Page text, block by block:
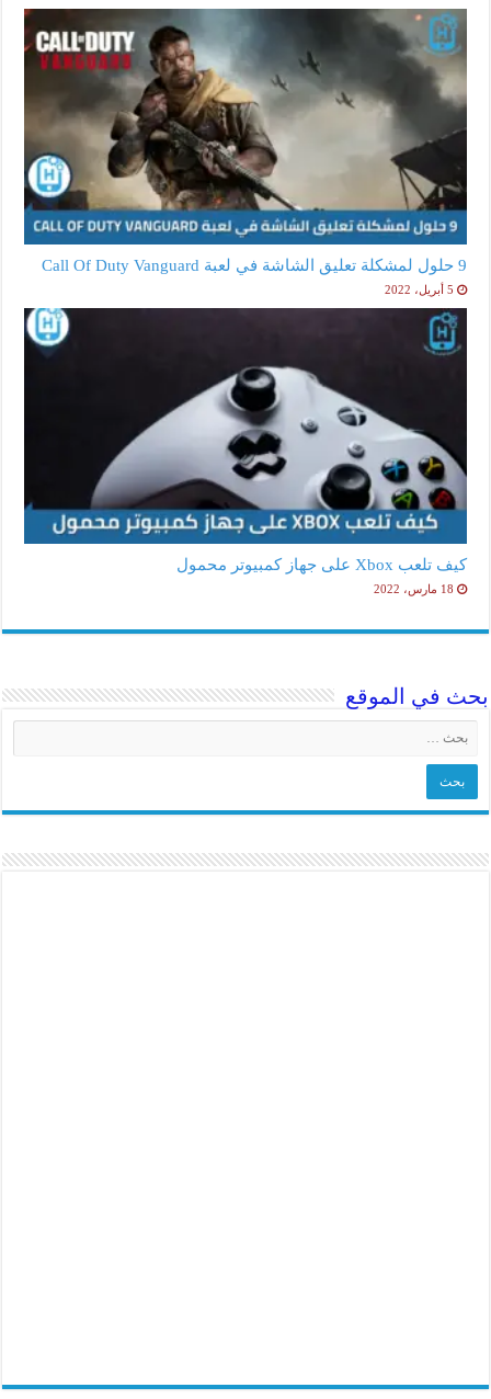
9 حلول لمشكلة تعليق الشاشة في لعبة Call Of Duty Vanguard
5 أبريل، 2022
كيف تلعب Xbox على جهاز كمبيوتر محمول
18 مارس، 2022
بحث في الموقع